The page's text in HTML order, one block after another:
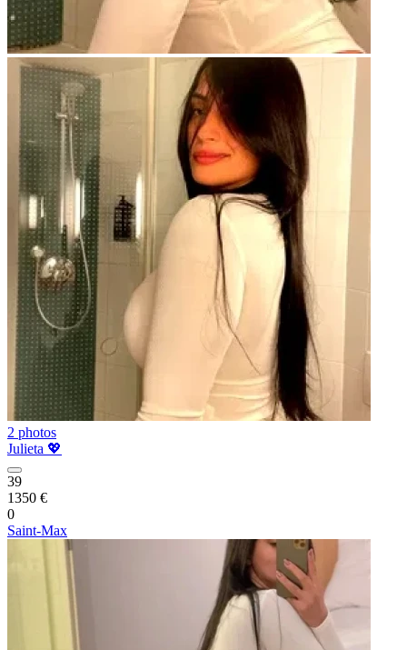
2 photos
Julieta 💖
39
1350 €
0
Saint-Max